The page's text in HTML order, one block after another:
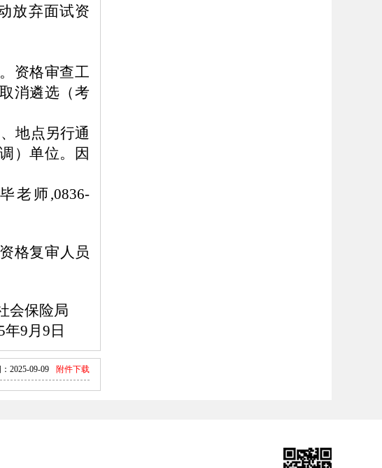
放弃面试资
资格审查工
消遴选（考
地点另行通
）单位。因
毕老师,0836-
格复审人员
会保险局
年9月9日
2025-09-09 附件下载